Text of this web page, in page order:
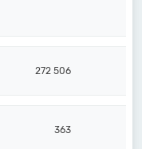
272 506
363